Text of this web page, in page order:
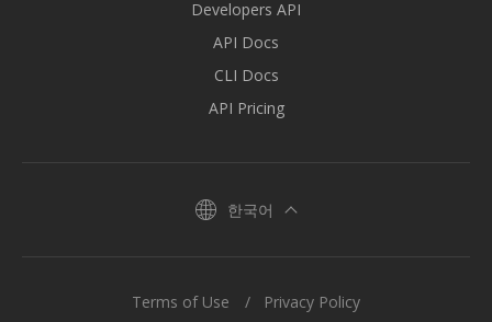
Developers API
API Docs
CLI Docs
API Pricing
한국어
Terms of Use Privacy Policy